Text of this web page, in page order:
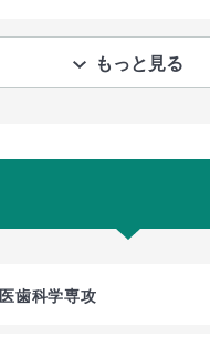
もっと見る
医歯科学専攻